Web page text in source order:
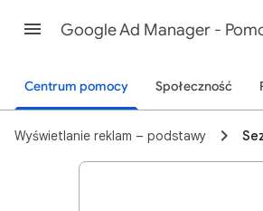
Google Ad Manager -
Centrum pomocy Społeczność
Wyświetlanie reklam – podstawy